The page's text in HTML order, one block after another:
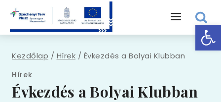
Kezdőlap / Hírek / Évkezdés a Bolyai Klubban
Hírek
Évkezdés a Bolyai Klubban